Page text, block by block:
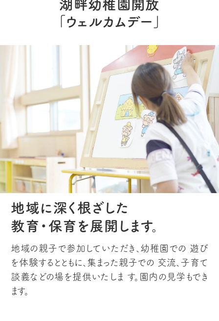
湖畔幼稚園開放
「ウェルカムデー」
地域に深く根ざした
教育・保育を展開します。
地域の親子で参加していただき、幼稚園での 遊び
を体験するとともに、集まった親子での 交流、子育て
談義などの場を提供いたしま す。園内の見学もでき
ます。